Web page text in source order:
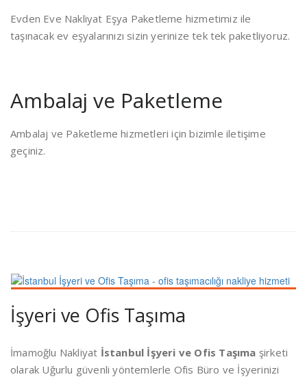
Evden Eve Nakliyat Eşya Paketleme hizmetimiz ile
taşınacak ev eşyalarınızı sizin yerinize tek tek paketliyoruz.
Ambalaj ve Paketleme
Ambalaj ve Paketleme hizmetleri için bizimle iletişime
geçiniz.
İşyeri ve Ofis Taşıma
İmamoğlu Nakliyat İstanbul İşyeri ve Ofis Taşıma şirketi
olarak Uğurlu güvenli yöntemlerle Ofis Büro ve İşyerinizi